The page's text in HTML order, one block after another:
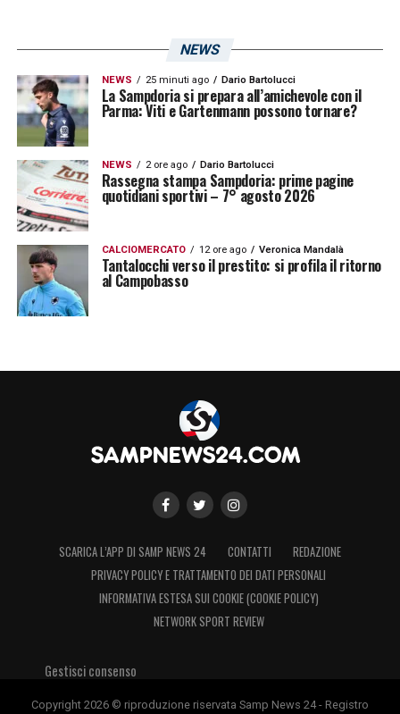
NEWS
NEWS 25 minuti ago Dario Bartolucci
La Sampdoria si prepara all’amichevole con il
Parma: Viti e Gartenmann possono tornare?
NEWS 2 ore ago Dario Bartolucci
Rassegna stampa Sampdoria: prime pagine
quotidiani sportivi – 7° agosto 2026
CALCIOMERCATO 12 ore ago Veronica Mandalà
Tantalocchi verso il prestito: si profila il ritorno
al Campobasso
SCARICA L’APP DI SAMP NEWS 24 CONTATTI
REDAZIONE
PRIVACY POLICY E TRATTAMENTO DEI DATI PERSONALI
INFORMATIVA ESTESA SUI COOKIE (COOKIE POLICY)
NETWORK SPORT REVIEW
Gestisci consenso
Copyright 2026 © riproduzione riservata Samp News 24 - Registro